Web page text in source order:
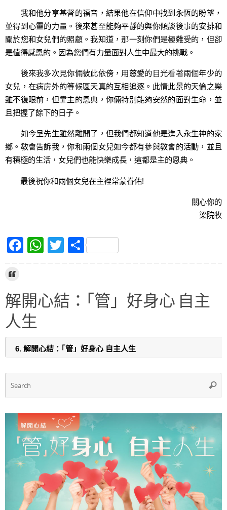
我和他分享基督的福音，結果他在信仰中找到永恆的盼望，
並得到心靈的力量。後來甚至能夠平靜的與你傾談後事的安排和
關於您和女兒們的照顧。我知道，那一刻你們是極難受的，但卻
是值得感恩的。因為您們有力量面對人生中最大的挑戰。
後來我多次見你倆彼此依傍，用慈愛的目光看著兩個年少的
女兒，在病房外的等候區天真的互相追逐。此情此景的天倫之樂
雖不復眼前，但靠主的恩典，你倆特別能夠安然的面對生命，並
且把握了餘下的日子。
如今呈先生雖然離開了，但我們都知道他是進入永生神的家
鄉。敎會告訴我，你和兩個女兒如今都有參與敎會的活動，並且
有積極的生活，女兒們也能快樂成長，這都是主的恩典。
最後祝你和兩個女兒在主裡常蒙眷佑!
關心你的
梁院牧
F
e
b
o
o
k
W
s
A
p
T
er
S
e
解開心結：｢管」好身心 自主
人生